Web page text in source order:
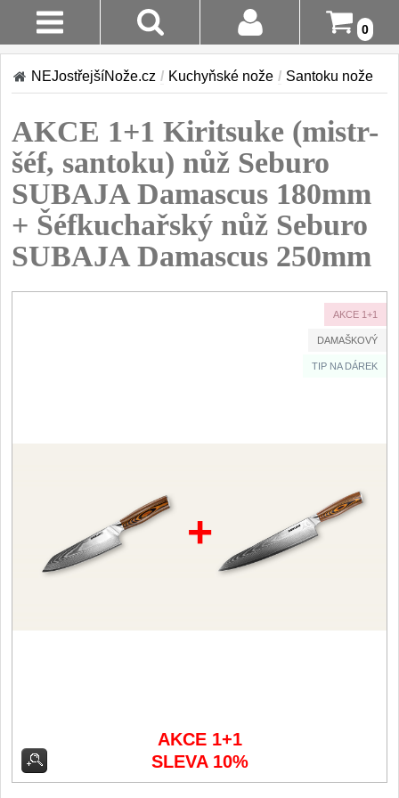
0
Stav
Objednávky
Login
Registrace
Doručení A
Platba
Akce!
Sady kuchyňských nožů 9
Šéfkuchařské nože 30
Univerzální nože 50
Vykosťovací nože
Steakové nože
Japonské nože
NEJostřejšíNože.cz / Kuchyňské nože / Santoku nože
AKCE 1+1 Kiritsuke (mistr-
šéf, santoku) nůž Seburo
SUBAJA Damascus 180mm
+ Šéfkuchařský nůž Seburo
SUBAJA Damascus 250mm
AKCE 1+1
DAMAŠKOVÝ
TIP NA DÁREK
+
AKCE 1+1
SLEVA 10%